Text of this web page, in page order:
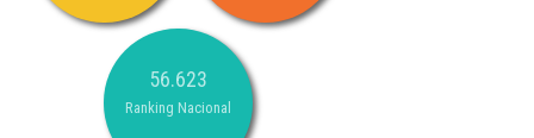
56.623
Ranking Nacional